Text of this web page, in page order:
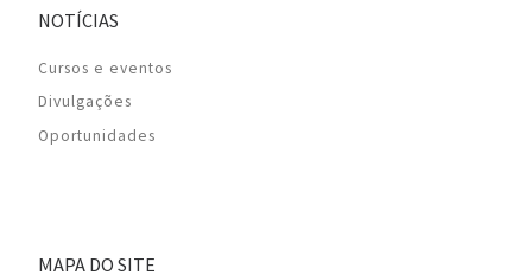
NOTÍCIAS
Cursos e eventos
Divulgações
Oportunidades
MAPA DO SITE